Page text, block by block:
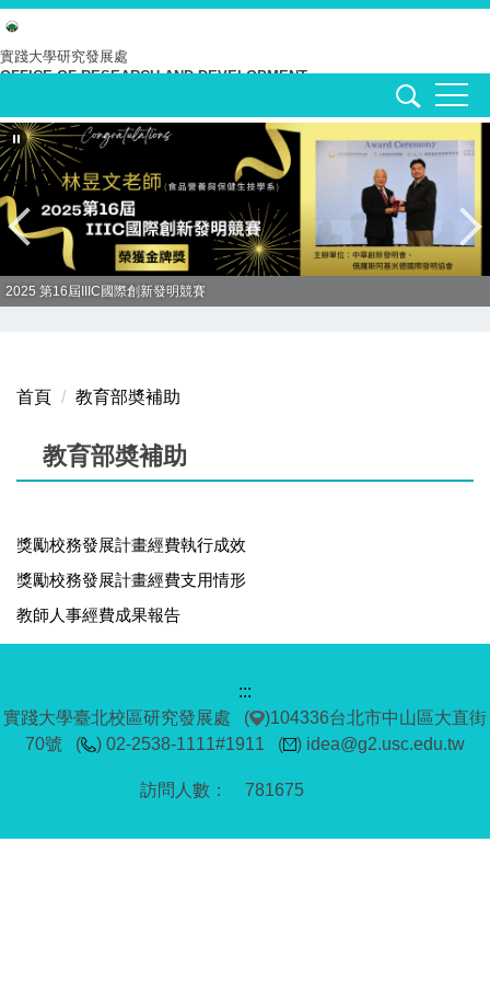
跳
到
主
內
容
區
實踐大學研究發展處
OFFICE OF RESEARCH AND DEVELOPMENT
2025 第16屆IIIC國際創新發明競賽
首頁 教育部奬補助
教育部奬補助
獎勵校務發展計畫經費執行成效
獎勵校務發展計畫經費支用情形
教師人事經費成果報告
781675
:::
實踐大學臺北校區研究發展處 (
)104336台北市中山區大直街
70號 (
) 02-2538-1111#1911 ( ) idea@g2.usc.edu.tw